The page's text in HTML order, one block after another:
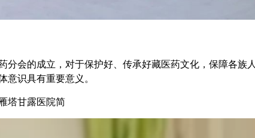
分会的成立，对于保护好、传承好藏医药文化，保障各族
意识具有重要意义。
塔甘露医院简